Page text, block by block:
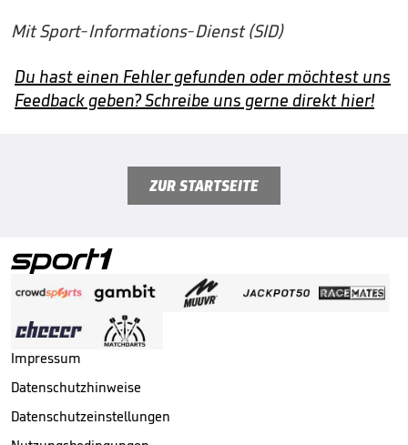
Mit Sport-Informations-Dienst (SID)
Du hast einen Fehler gefunden oder möchtest uns
Feedback geben? Schreibe uns gerne direkt hier!
ZUR STARTSEITE
Impressum
Datenschutzhinweise
Datenschutzeinstellungen